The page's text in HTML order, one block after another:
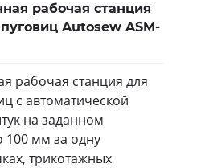
рабочая станция
Autosew ASM-
рабочая станция для
с автоматической
на заданном
100 мм за одну
трикотажных